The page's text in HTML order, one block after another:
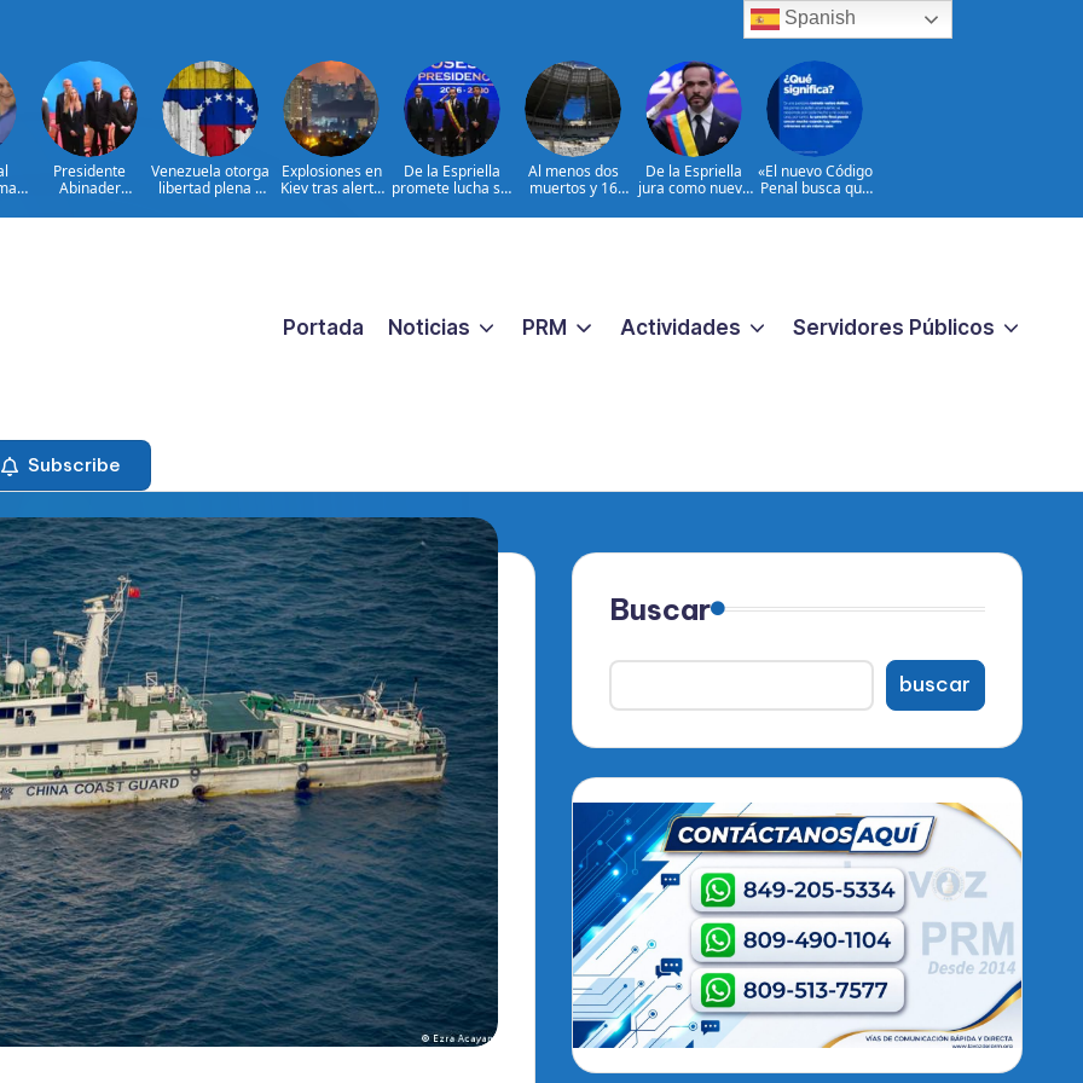
Presidente
Abinader
en Colombia y
Venezuela otorga
libertad plena a
Lourdes Afiuni
Explosiones en
Kiev tras alerta
balísticos
De la Espriella
promete lucha sin
narcoterrorismo
Al menos dos
muertos y 16
ataques rusos a
De la Espriella
jura como nuevo
Colombia
«El nuevo Código
Penal busca que
extremos no
Portada Noticias PRM Actividades Servidores Públicos
Subscribe
Buscar
buscar
Spanish